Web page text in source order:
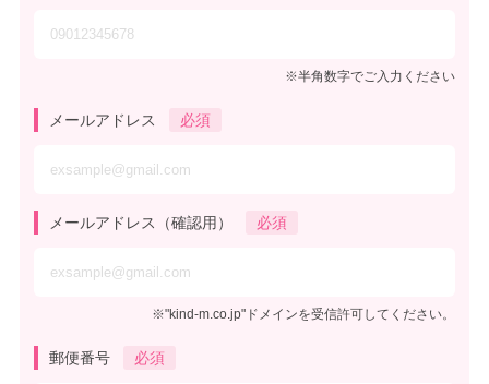
※半角数字でご入力ください
メールアドレス 必須
メールアドレス（確認用） 必須
※"kind-m.co.jp"ドメインを受信許可してください。
郵便番号 必須